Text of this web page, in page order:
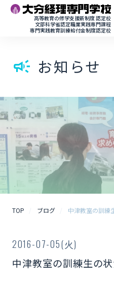
高等教育の修学支援新制度 認定校
文部科学省認定職業実践専門課程
専門実践教育訓練給付金制度認定校
campaign お知らせ
TOP ブログ 中津教室の訓
2016-07-05(火)
中津教室の訓練生の